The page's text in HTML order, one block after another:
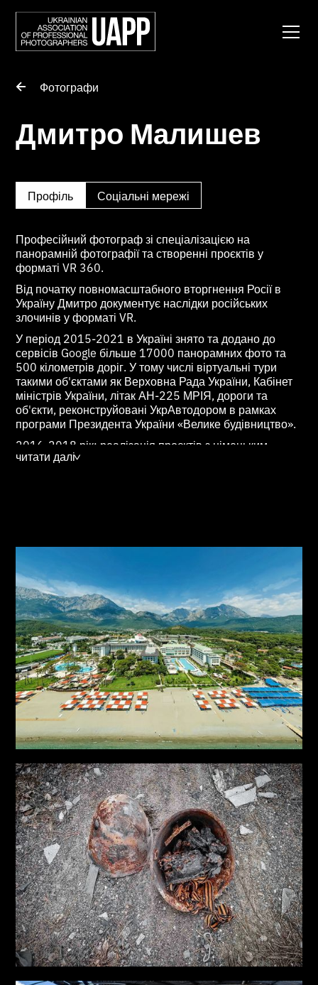
Фотографи
Дмитро Малишев
Профіль Соціальні мережі
Професійний фотограф зі спеціалізацією на
панорамній фотографії та створенні проєктів у
форматі VR 360.
Від початку повномасштабного вторгнення Росії в
Україну Дмитро документує наслідки російських
злочинів у форматі VR.
У період 2015-2021 в Україні знято та додано до
сервісів Google більше 17000 панорамних фото та
500 кілометрів доріг. У тому числі віртуальні тури
такими об'єктами як Верховна Рада України, Кабінет
міністрів України, літак АН-225 МРІЯ, дороги та
об'єкти, реконструйовані УкрАвтодором в рамках
програми Президента України «Велике будівництво».
2016-2018 рік: реалізація проєктів з німецьким
туристичним оператором TUI з фотозйомками понад
багатьох комерційних структур (БЦ Гулівер та БЦ
Глобус, мережі магазинів Цитрус та Rozetka, житлові
комплекси, ресторани та готелі на території України).
2018-2020: зйомки культурно-історичних об’єктів для
обласних адміністрацій та громад України,
оцифрування природних та інфраструктурних
об'єктів з Міністерством захисту довкілля та
природних ресурсів, Міністерством інфраструктури та
Державним агентством розвитку туризму (ДАРТ);
зйомка панорамних фото та створення комплексних
проєктів у форматі культурно-історичних об'єктів в
Італії, Іспанії та Португалії.
2019-2023 роки: створення проєкту Virtual Ukraine
та активна робота в рамках проєкту з фотозйомки та
комплексні проєкти з презентації культурно-
історичних, природних, виробничих та
інфраструктурних об'єктів. Всього 9 областей 37
районів 65 громад 478 об'єктів.
З початком повномасштабного вторгнення Росії в
Україну — зйомки результатів дій агресора. Відзнято
більше 1500 панорамних фото зруйнованих будівель,
вузів, шкіл, музеїв і т.д.
Має в портфоліо унікальний повний віртуальний тур
зруйнованим літаком АН-225 МРІЯ.
читати далі>